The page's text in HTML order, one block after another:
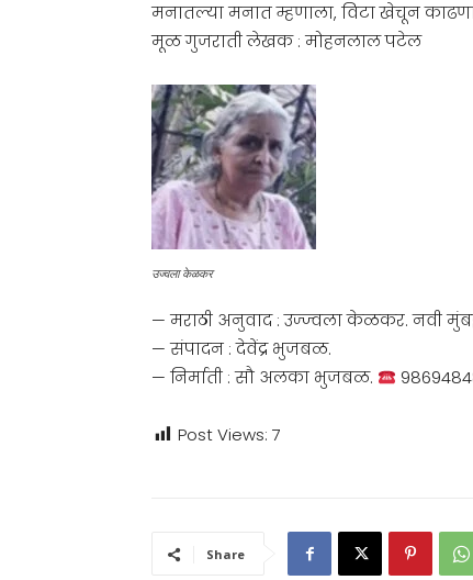
मनातल्या मनात म्हणाला, विटा खेचून
मूळ गुजराती लेखक : मोहनलाल पटेल
उज्वला केळकर
— मराठी अनुवाद : उज्ज्वला केळकर. नवी
— संपादन : देवेंद्र भुजबळ.
— निर्माती : सौ अलका भुजबळ.
Post Views: 7
Share